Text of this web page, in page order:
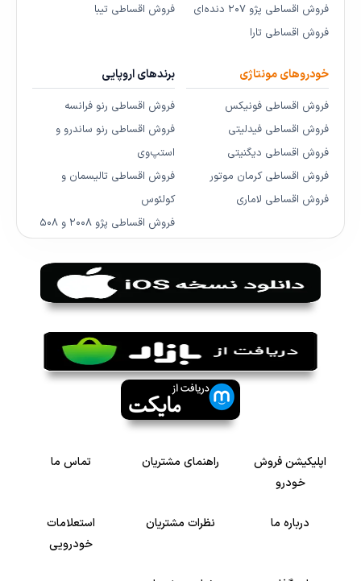
فروش اقساطی پژو ۲۰۷ دنده‌ای
فروش اقساطی تارا
فروش اقساطی تیبا
خودروهای مونتاژی
فروش اقساطی فونیکس
فروش اقساطی فیدلیتی
فروش اقساطی دیگنیتی
فروش اقساطی کرمان موتور
فروش اقساطی لاماری
برندهای اروپایی
فروش اقساطی رنو فرانسه
فروش اقساطی رنو ساندرو و
استپ‌وی
فروش اقساطی تالیسمان و
کولئوس
فروش اقساطی پژو ۲۰۰۸ و ۵۰۸
اپلیکیشن فروش
خودرو
راهنمای مشتریان تماس ما
درباره ما نظرات مشتریان
استعلامات
خودرویی